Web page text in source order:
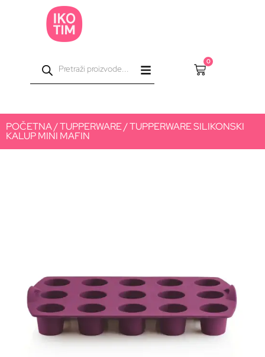
0
POČETNA/TUPPERWARE/ TUPPERWARE SILIKONSKI
KALUP MINI MAFIN